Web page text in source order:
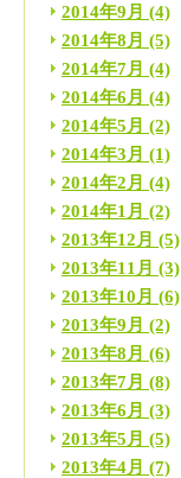
2014年9月 (4)
2014年8月 (5)
2014年7月 (4)
2014年6月 (4)
2014年5月 (2)
2014年3月 (1)
2014年2月 (4)
2014年1月 (2)
2013年12月 (5)
2013年11月 (3)
2013年10月 (6)
2013年9月 (2)
2013年8月 (6)
2013年7月 (8)
2013年6月 (3)
2013年5月 (5)
2013年4月 (7)